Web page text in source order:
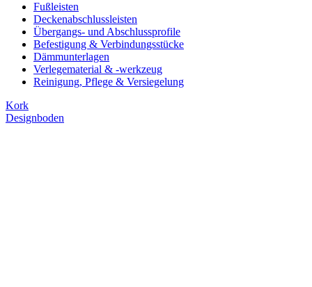
Fußleisten
Deckenabschlussleisten
Übergangs- und Abschlussprofile
Befestigung & Verbindungsstücke
Dämmunterlagen
Verlegematerial & -werkzeug
Reinigung, Pflege & Versiegelung
Kork
Designboden